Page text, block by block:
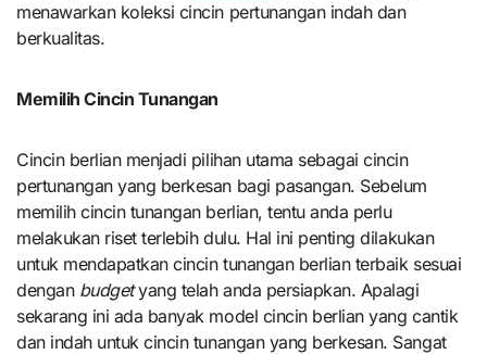
menawarkan koleksi cincin pertunangan indah dan
berkualitas.
Memilih Cincin Tunangan
Cincin berlian menjadi pilihan utama sebagai cincin
pertunangan yang berkesan bagi pasangan. Sebelum
memilih cincin tunangan berlian, tentu anda perlu
melakukan riset terlebih dulu. Hal ini penting dilakukan
untuk mendapatkan cincin tunangan berlian terbaik sesuai
dengan budgetyang telah anda persiapkan. Apalagi
sekarang ini ada banyak model cincin berlian yang cantik
dan indah untuk cincin tunangan yang berkesan. Sangat